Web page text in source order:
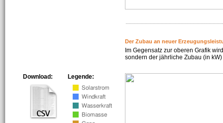
Der Zubau an neuer
Im Gegensatz zur oberen Grafik
sondern der jährliche Zubau (in
Legende:
Download: